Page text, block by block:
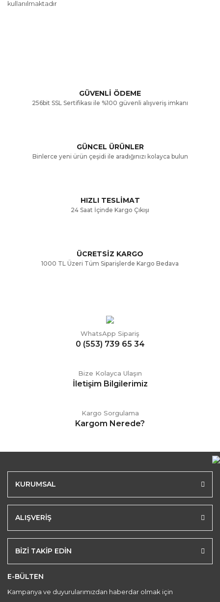
kullanılmaktadır
Ürün resmi kalitesiz, bozuk veya görüntülenemiyor.
Ürün bilgilerinde hatalar bulunuyor.
Gönder
GÜVENLİ ÖDEME
256bit SSL Sertifikası ile %100 güvenli alışveriş imkanı
GÜNCEL ÜRÜNLER
Binlerce yeni ürün çeşidi ile aradığınızı kolayca bulun
HIZLI TESLİMAT
24 Saat İçinde Kargo Çıkışı
ÜCRETSİZ KARGO
1000 TL Üzeri Tüm Siparişlerde Kargo Bedava
WhatsApp Sipariş
0 (553) 739 65 34
Bize Kolayca Ulaşın
İletişim Bilgilerimiz
Kargo Sorgulama
Kargom Nerede?
KURUMSAL
ALIŞVERİŞ
BİZİ TAKİP EDİN
E-BÜLTEN
Kampanya ve duyurularımızdan haberdar olmak için